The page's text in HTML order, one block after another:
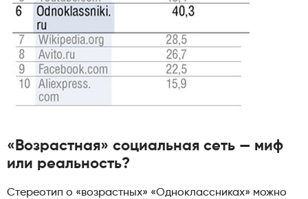
«Возрастная» социальная сеть — миф
или реальность?
Стереотип о «возрастных» «Одноклассниках» можно